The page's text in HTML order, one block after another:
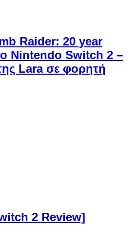
Raider: 20 year
Nintendo Switch 2 –
Lara σε φορητή
2 Review]